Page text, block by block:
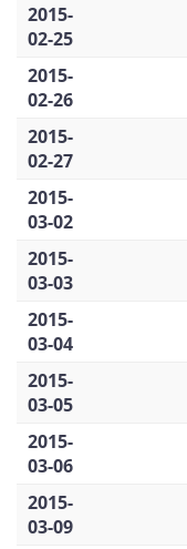
2015-
02-25
2015-
02-26
2015-
02-27
2015-
03-02
2015-
03-03
2015-
03-04
2015-
03-05
2015-
03-06
2015-
03-09